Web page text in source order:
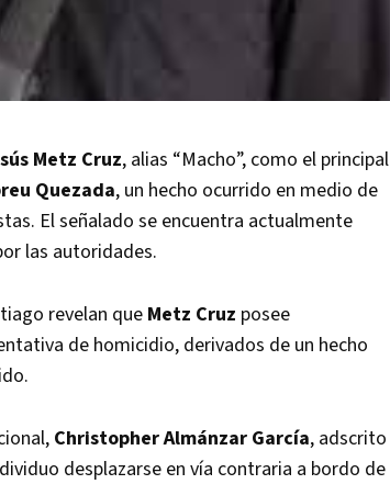
Metz Cruz, alias “Macho”, como el principal
Quezada, un hecho ocurrido en medio de
El señalado se encuentra actualmente
las autoridades.
revelan que Metz Cruz posee
de homicidio, derivados de un hecho
Christopher Almánzar García, adscrito
desplazarse en vía contraria a bordo de